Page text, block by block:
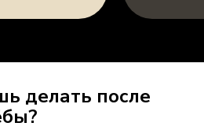
делать после